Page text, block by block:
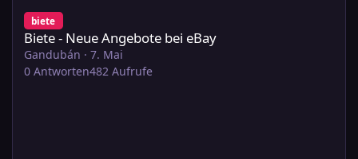
Biete - Neue Angebote bei eBay
biete
Biete - Neue Angebote bei eBay
Gandubán · 7. Mai
0 Antworten482 Aufrufe